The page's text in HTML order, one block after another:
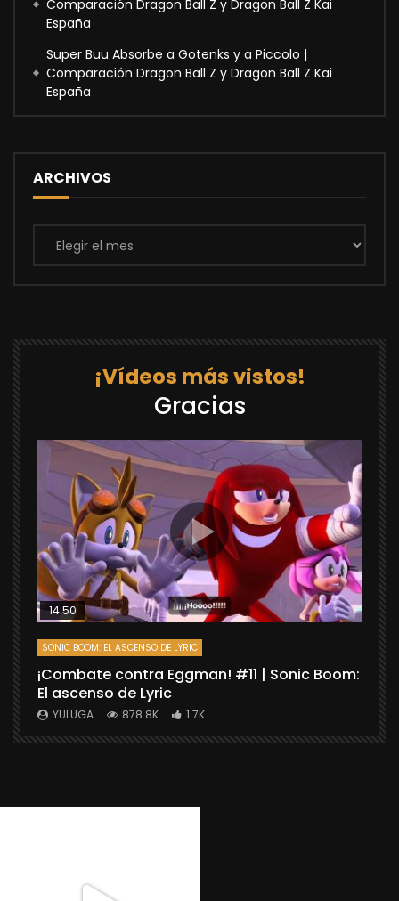
Comparación Dragon Ball Z y Dragon Ball Z Kai
España
Super Buu Absorbe a Gotenks y a Piccolo |
Comparación Dragon Ball Z y Dragon Ball Z Kai
España
ARCHIVOS
Archivos
¡Vídeos más vistos!
Gracias
14:50
SONIC BOOM: EL ASCENSO DE LYRIC
¡Combate contra Eggman! #11 | Sonic Boom:
El ascenso de Lyric
YULUGA 878.8K 1.7K